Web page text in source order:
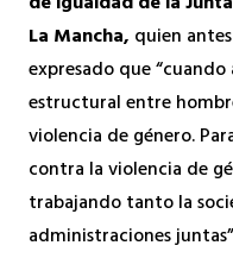
La Mancha, quien
expresado que
estructural entre
violencia de género.
contra la violencia de
trabajando tanto la
administraciones juntas”